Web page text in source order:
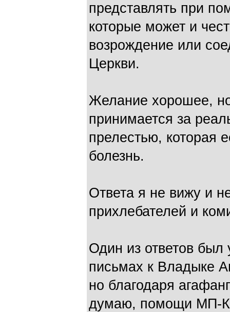
представлять при
которые может и
возрождение или
Церкви.
Желание хорошее,
принимается за
прелестью, которая
болезнь.
Ответа я не вижу и
прихлебателей и
Один из ответов был
письмах к Владыке
но благодаря
думаю, помощи МП-